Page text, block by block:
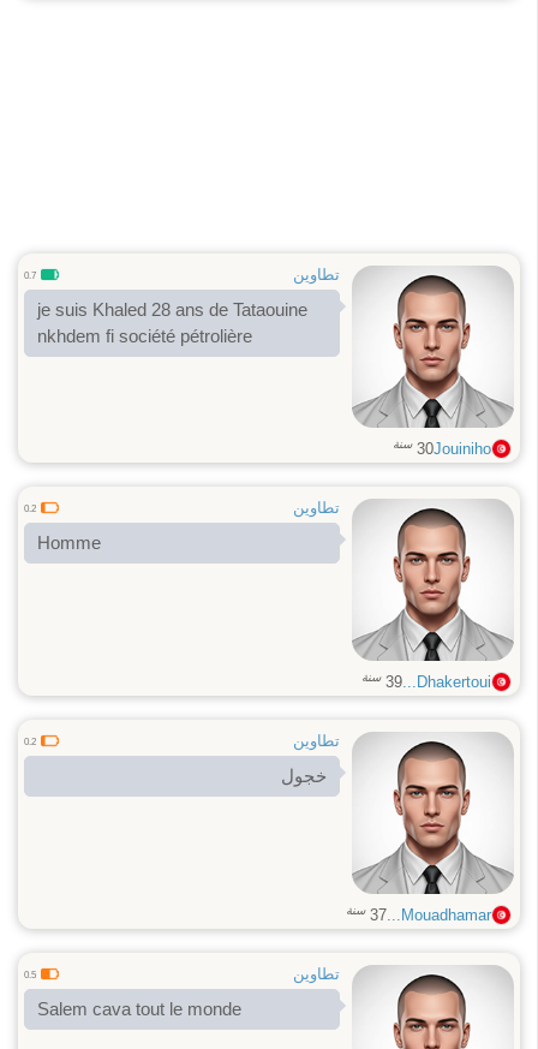
تطاوين 0.7
je suis Khaled 28 ans de Tataouine
nkhdem fi société pétrolière
Jouiniho
30 سنة
تطاوين 0.2
Homme
Dhakertoui...
39 سنة
تطاوين 0.2
خجول
Mouadhamar...
37 سنة
تطاوين 0.5
Salem cava tout le monde